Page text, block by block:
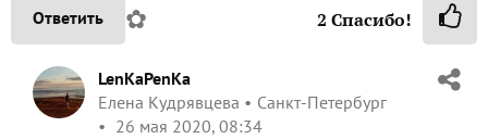
Ответить ✿ 2 Спасибо!
LenKaPenKa
Елена Кудрявцева
Санкт-Петербург
26 мая 2020, 08:34